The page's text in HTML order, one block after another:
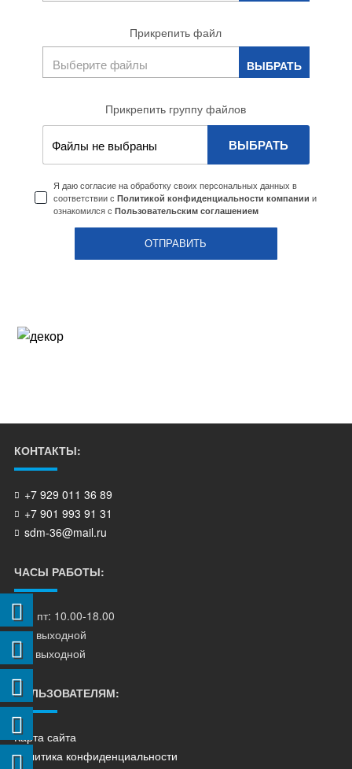
Прикрепить файл
Прикрепить группу файлов
Файлы не выбраны ВЫБРАТЬ
Я даю согласие на обработку своих персональных данных в
соответствии с Политикой конфиденциальности компании и
ознакомился с Пользовательским соглашением
КОНТАКТЫ:
+7 929 011 36 89
+7 901 993 91 31
sdm-36@mail.ru
ЧАСЫ РАБОТЫ:
пн - пт: 10.00-18.00
сб - выходной
вс - выходной
ПОЛЬЗОВАТЕЛЯМ:
Карта сайта
Политика конфиденциальности